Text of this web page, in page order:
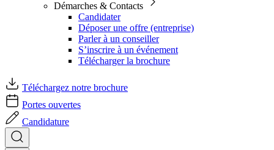
Démarches & Contacts
Candidater
Déposer une offre (entreprise)
Parler à un conseiller
S’inscrire à un événement
Télécharger la brochure
Téléchargez notre brochure
Portes ouvertes
Candidature